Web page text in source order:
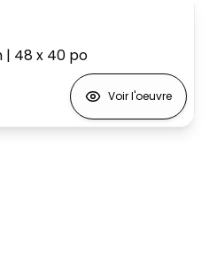
| 48 x 40 po
Voir l'oeuvre